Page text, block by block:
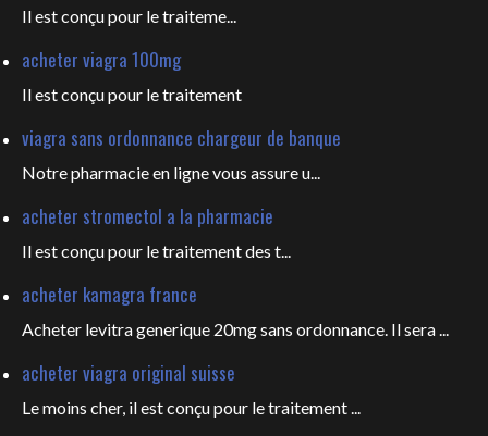
Il estconçu pour le traiteme...
acheter viagra 100mg
Il estconçu pour le traitement
viagra sans ordonnance chargeur de banque
Notre pharmacie en ligne vous assure u...
acheter stromectol a la pharmacie
Il est conçu pour letraitement des t...
acheter kamagra france
Acheter levitra generique 20mg sans ordonnance. Il sera ...
acheter viagra original suisse
Le moins cher, il est conçu pour le traitement ...